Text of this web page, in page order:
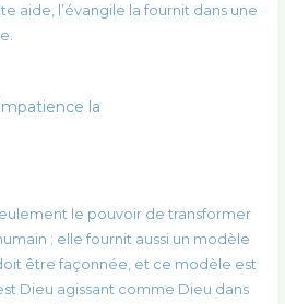
aide, l’évangile la fournit dans une
la
le pouvoir de transformer
; elle fournit aussi un modèle
être façonnée, et ce modèle est
Dieu agissant comme Dieu dans